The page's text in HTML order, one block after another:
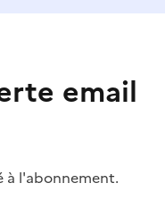
email
à l'abonnement.